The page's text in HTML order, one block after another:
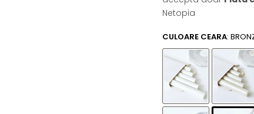
Netopia
CULOARE CEARA: